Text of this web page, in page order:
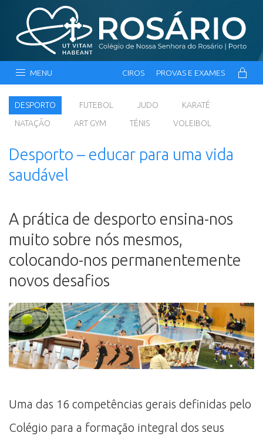
MENU CIROS PROVAS E EXAMES
DESPORTO FUTEBOL JUDO
KARATÉ
NATAÇÃO
ART GYM TÉNIS VOLEIBOL
Desporto – educar para uma vida
saudável
A prática de desporto ensina-nos
muito sobre nós mesmos,
colocando-nos permanentemente
novos desafios
Uma das 16 competências gerais definidas pelo
Colégio para a formação integral dos seus